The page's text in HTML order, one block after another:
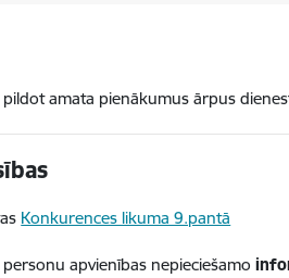
amata pienākumus ārpus
Konkurences likuma 9.pantā
apvienības nepieciešamo